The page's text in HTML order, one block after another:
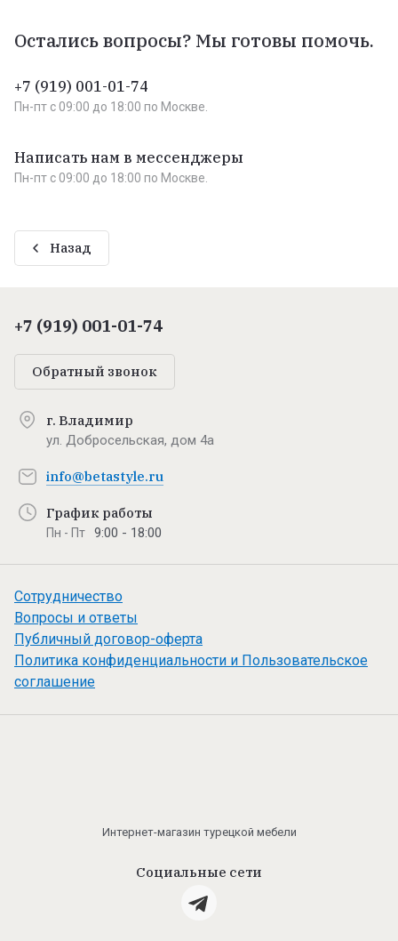
Остались вопросы? Мы готовы помочь.
+7 (919) 001-01-74
Пн-пт c 09:00 до 18:00 по Москве.
Написать нам в мессенджеры
Пн-пт c 09:00 до 18:00 по Москве.
Назад
+7 (919) 001-01-74
Обратный звонок
г. Владимир
ул. Добросельская, дом 4а
info@betastyle.ru
График работы
Пн - Пт 9:00 - 18:00
Сотрудничество
Вопросы и ответы
Публичный договор-оферта
Политика конфиденциальности и Пользовательское
соглашение
Интернет-магазин турецкой мебели
Социальные сети